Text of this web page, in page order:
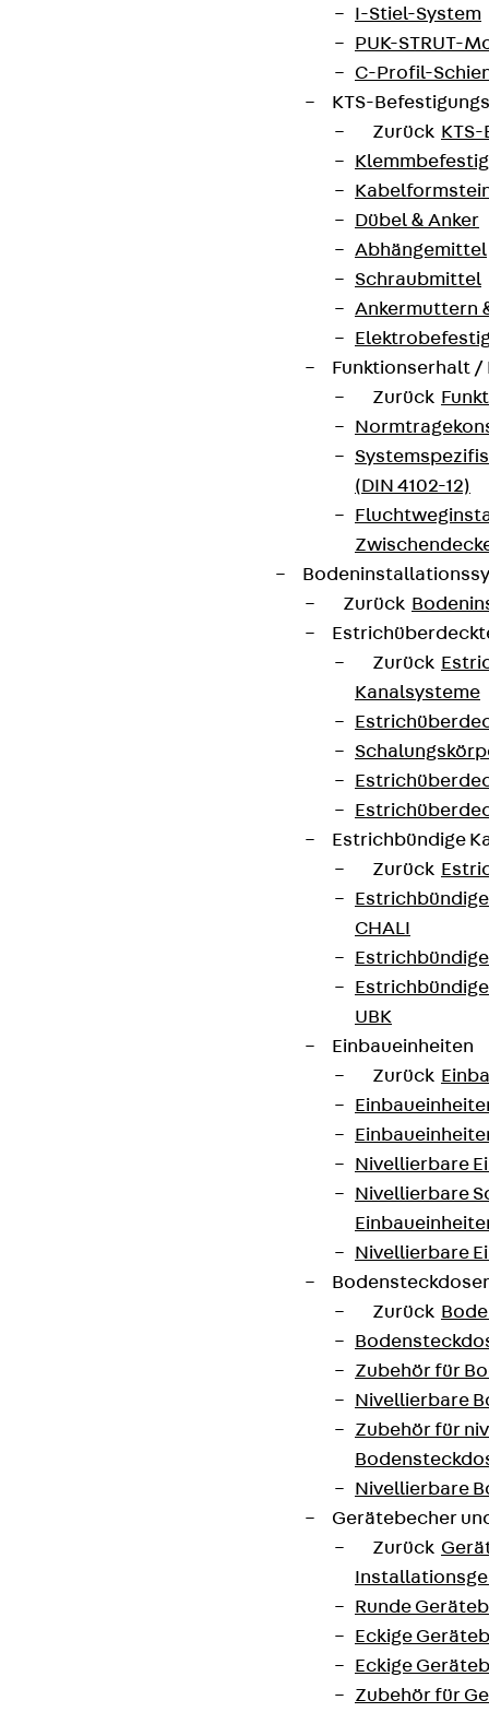
I-Stiel-System
PUK-STRUT-
C-Profil-
KTS-
Zurück
Dübel & Anker
Abhängemittel
Schraubmittel
Ankermuttern
Funktionserhalt
Zurück
(DIN 4102-12)
Zurück
Zurück
Kanalsysteme
Estrichbündige
Zurück
CHALI
UBK
Einbaueinheiten
Zurück
Nivellierbare
Nivellierbare
Nivellierbare
Zurück
Zubehör für
Nivellierbare
Zubehör für
Nivellierbare
Gerätebecher
Zurück
Runde
Eckige
Eckige
Zubehör für